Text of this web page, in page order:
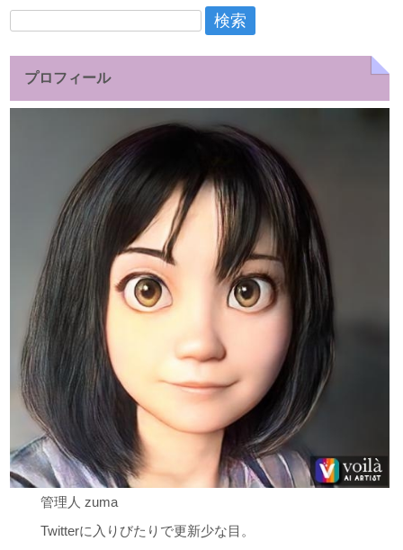
検
プロフィール
管理人 zuma
Twitterに入りびたりで更新少な目。